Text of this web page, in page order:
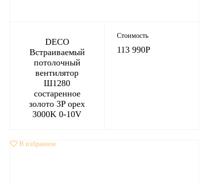
DECO
Встраиваемый
потолочный
вентилятор
Ш1280
состаренное
золото 3P орех
3000K 0-10V
Стоимость
113 990Р
В избранное